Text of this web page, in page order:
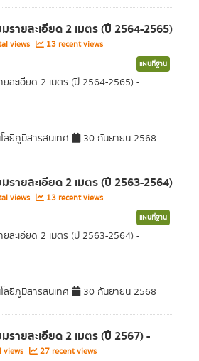
รายละเอียด 2 เมตร (ปี 2564-2565)
views 13 recent views
แผนที่ฐาน
ละเอียด 2 เมตร (ปี 2564-2565) -
ลยีภูมิสารสนเทศ 30 กันยายน 2568
รายละเอียด 2 เมตร (ปี 2563-2564)
views 13 recent views
แผนที่ฐาน
ละเอียด 2 เมตร (ปี 2563-2564) -
ลยีภูมิสารสนเทศ 30 กันยายน 2568
ายละเอียด 2 เมตร (ปี 2567) -
views 27 recent views